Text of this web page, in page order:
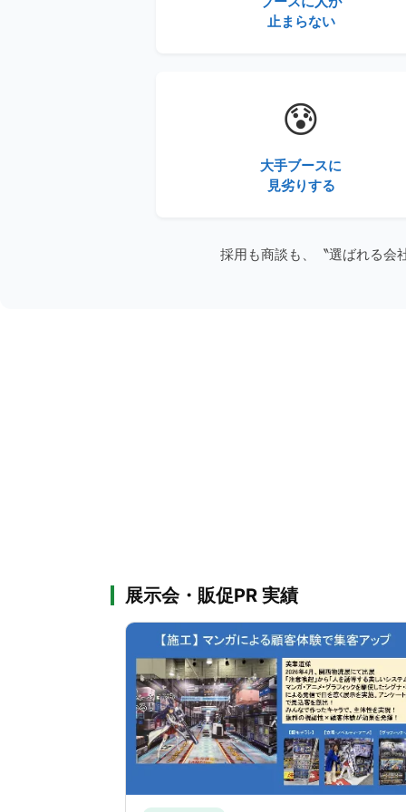
止まらない
😰
大手ブースに
見劣りする
採用も商談も、〝選ばれる会
展示会・販促PR 実績